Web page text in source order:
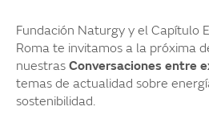
Fundación Naturgy y el Capítulo
Roma te invitamos a la próxima
nuestras Conversaciones entre
temas de actualidad sobre
sostenibilidad.